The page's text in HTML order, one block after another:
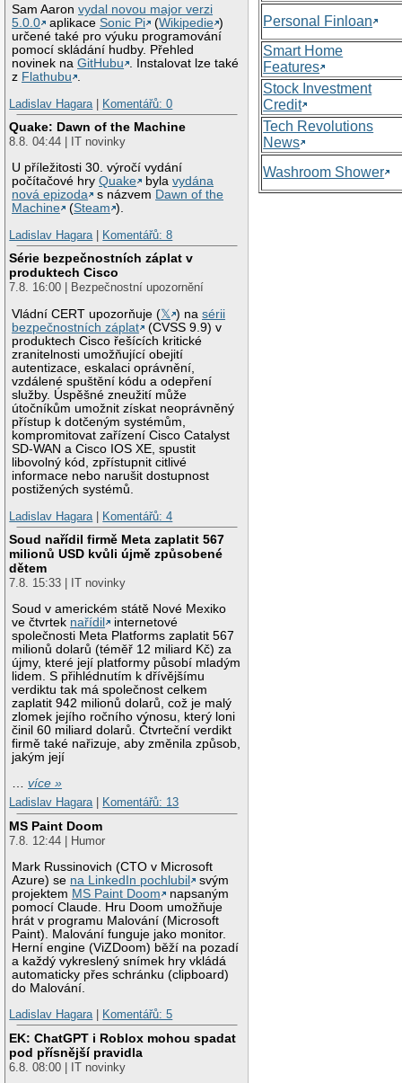
Sam Aaronvydal novou major verzi
5.0.0
aplikaceSonic Pi (Wikipedie )
určené také pro výuku programování
pomocí skládání hudby. Přehled
novinek naGitHubu . Instalovat lze také
z Flathubu .
Ladislav Hagara
Komentářů: 0
Quake: Dawn of the Machine
8.8. 04:44 | IT novinky
U příležitosti 30. výročí vydání
počítačové hryQuake bylavydána
nová epizoda
s názvem Dawn of the
Machine
(Steam ).
Ladislav Hagara
Komentářů: 8
Série bezpečnostních záplat v
produktech Cisco
7.8. 16:00 | Bezpečnostní upozornění
Vládní CERT upozorňuje (𝕏 ) nasérii
bezpečnostních záplat
(CVSS 9.9) v
produktech Cisco řešících kritické
zranitelnosti umožňující obejití
autentizace, eskalaci oprávnění,
vzdálené spuštění kódu a odepření
služby. Úspěšné zneužití může
útočníkům umožnit získat neoprávněný
přístup k dotčeným systémům,
kompromitovat zařízení Cisco Catalyst
SD-WAN a Cisco IOS XE, spustit
libovolný kód, zpřístupnit citlivé
informace nebo narušit dostupnost
postižených systémů.
Ladislav Hagara
Komentářů: 4
Soud nařídil firmě Meta zaplatit 567
milionů USD kvůli újmě způsobené
dětem
7.8. 15:33 | IT novinky
Soud v americkém státě Nové Mexiko
ve čtvrtek nařídil
internetové
společnosti Meta Platforms zaplatit 567
milionů dolarů (téměř 12 miliard Kč) za
újmy, které její platformy působí mladým
lidem. S přihlédnutím k dřívějšímu
verdiktu tak má společnost celkem
zaplatit 942 milionů dolarů, což je malý
zlomek jejího ročního výnosu, který loni
činil 60 miliard dolarů. Čtvrteční verdikt
firmě také nařizuje, aby změnila způsob,
jakým její
…více »
Ladislav Hagara| Komentářů: 13
MS Paint Doom
7.8. 12:44 | Humor
Mark Russinovich (CTO v Microsoft
Azure) se na LinkedIn pochlubil
svým
projektem MS Paint Doom
napsaným
pomocí Claude. Hru Doom umožňuje
hrát v programu Malování (Microsoft
Paint). Malování funguje jako monitor.
Herní engine (ViZDoom) běží na pozadí
a každý vykreslený snímek hry vkládá
automaticky přes schránku (clipboard)
do Malování.
Ladislav Hagara| Komentářů: 5
EK: ChatGPT i Roblox mohou spadat
pod přísnější pravidla
6.8. 08:00 | IT novinky
Personal Finloan
Smart Home
Features
Stock Investment
Credit
Tech Revolutions
News
Washroom Shower